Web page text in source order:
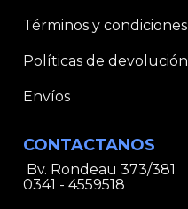
Términos y condiciones
Políticas de devolución
Envíos
CONTACTANOS
Bv. Rondeau 373/381
0341 - 4559518